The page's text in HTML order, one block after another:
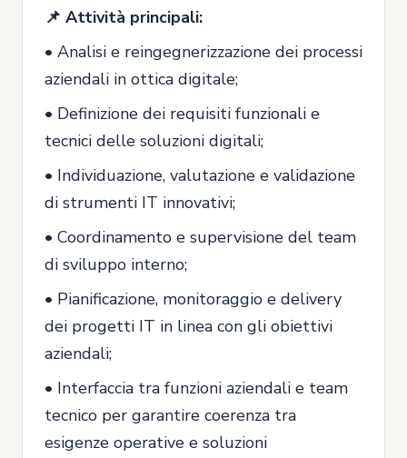
📌 Attività principali:
• Analisi e reingegnerizzazione dei processi
aziendali in ottica digitale;
• Definizione dei requisiti funzionali e
tecnici delle soluzioni digitali;
• Individuazione, valutazione e validazione
di strumenti IT innovativi;
• Coordinamento e supervisione del team
di sviluppo interno;
• Pianificazione, monitoraggio e delivery
dei progetti IT in linea con gli obiettivi
aziendali;
• Interfaccia tra funzioni aziendali e team
tecnico per garantire coerenza tra
esigenze operative e soluzioni